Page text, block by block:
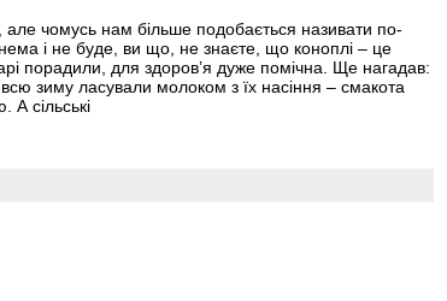
чомусь нам більше подобається називати по-
і не буде, ви що, не знаєте, що коноплі – це
порадили, для здоров’я дуже помічна. Ще нагадав:
зиму ласували молоком з їх насіння – смакота
сільські